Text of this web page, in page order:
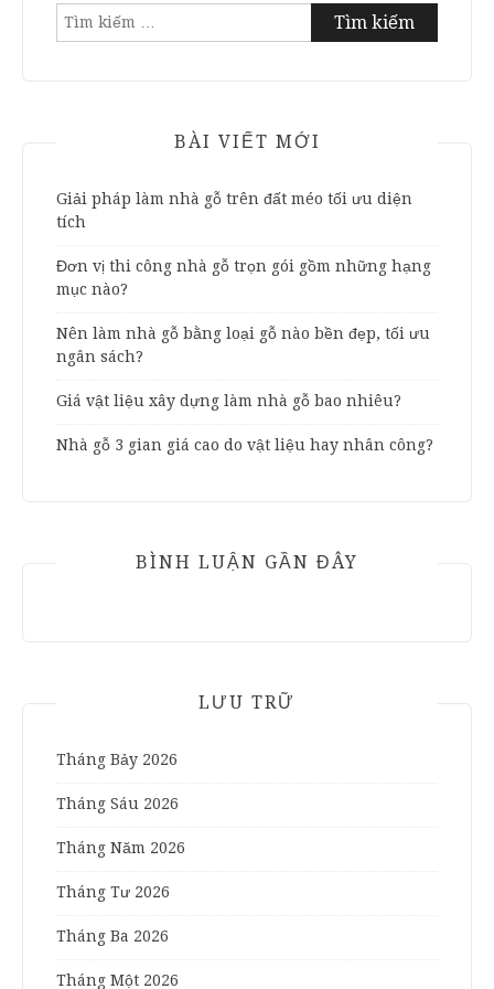
Tìm
BÀI VIẾT MỚI
Giải pháp làm nhà gỗ trên đất méo tối ưu diện
tích
Đơn vị thi công nhà gỗ trọn gói gồm những hạng
mục nào?
Nên làm nhà gỗ bằng loại gỗ nào bền đẹp, tối ưu
ngân sách?
Giá vật liệu xây dựng làm nhà gỗ bao nhiêu?
Nhà gỗ 3 gian giá cao do vật liệu hay nhân công?
BÌNH LUẬN GẦN ĐÂY
LƯU TRỮ
Tháng Bảy 2026
Tháng Sáu 2026
Tháng Năm 2026
Tháng Tư 2026
Tháng Ba 2026
Tháng Một 2026